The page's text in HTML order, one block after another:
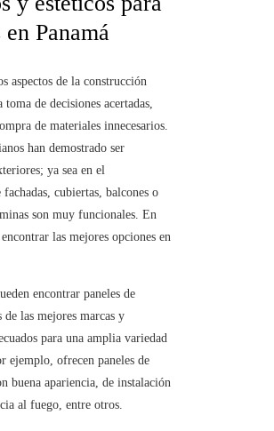
Panamá
aspectos de la construcción
de decisiones acertadas,
de materiales innecesarios.
han demostrado ser
ya sea en el
cubiertas, balcones o
son muy funcionales. En
las mejores opciones en
encontrar paneles de
de las mejores marcas y
para una amplia variedad
ejemplo, ofrecen paneles de
buena apariencia, de instalación
al fuego, entre otros.